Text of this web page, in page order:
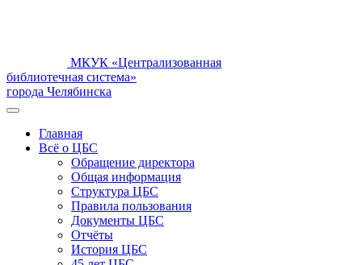
МКУК «Централизованная
библиотечная система»
города Челябинска
Главная
Всё о ЦБС
Обращение директора
Общая информация
Структура ЦБС
Правила пользования
Документы ЦБС
Отчёты
История ЦБС